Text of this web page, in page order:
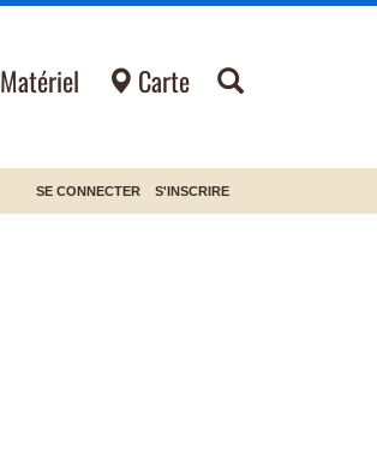
Matériel Carte
SE CONNECTER S'INSCRIRE